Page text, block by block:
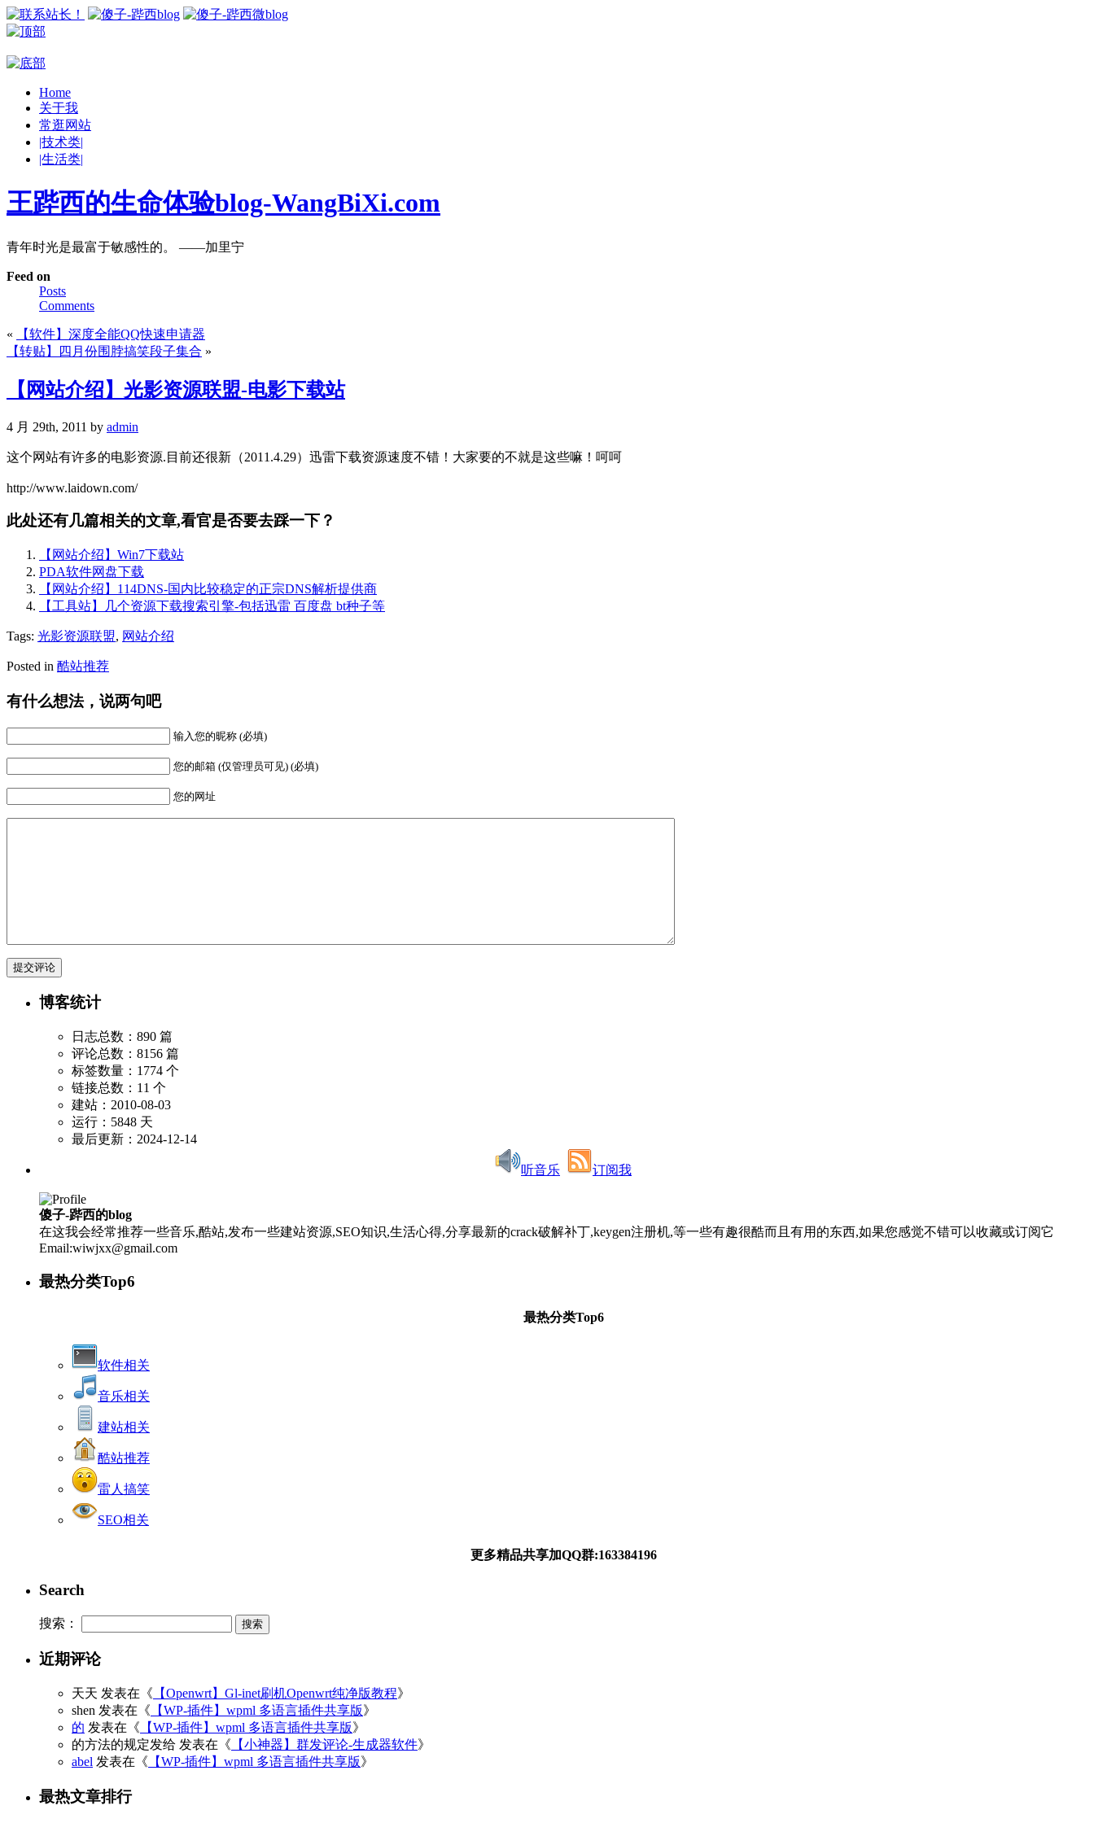
Home
关于我
常逛网站
|技术类|
|生活类|
王跸西的生命体验blog-WangBiXi.com
青年时光是最富于敏感性的。 ——加里宁
Feed on
Posts
Comments
«
【软件】深度全能QQ快速申请器
【转贴】四月份围脖搞笑段子集合 »
【网站介绍】光影资源联盟-电影下载站
4 月 29th, 2011 by admin
这个网站有许多的电影资源.目前还很新（2011.4.29）迅雷下载资源速度不错！大家要的不就是这些嘛！呵呵
http://www.laidown.com/
此处还有几篇相关的文章,看官是否要去踩一下？
【网站介绍】Win7下载站
PDA软件网盘下载
【网站介绍】114DNS-国内比较稳定的正宗DNS解析提供商
【工具站】几个资源下载搜索引擎-包括迅雷 百度盘 bt种子等
Tags: 光影资源联盟, 网站介绍
Posted in 酷站推荐
有什么想法，说两句吧
输入您的昵称 (必填)
您的邮箱 (仅管理员可见) (必填)
您的网址
博客统计
日志总数：890 篇
评论总数：8156 篇
标签数量：1774 个
链接总数：11 个
建站：2010-08-03
运行：5848 天
最后更新：2024-12-14
听音乐 订阅我
傻子-跸西的blog
在这我会经常推荐一些音乐,酷站,发布一些建站资源,SEO知识,生活心得,分享最新的crack破解补丁,keygen注册机,等一些有趣很酷而且有用的东西,如果您感觉不错可以收藏或订阅它
Email:wiwjxx@gmail.com
最热分类Top6
最热分类Top6
软件相关
音乐相关
建站相关
酷站推荐
雷人搞笑
SEO相关
更多精品共享加QQ群:163384196
Search
搜索：
近期评论
天天 发表在《 【Openwrt】Gl-inet刷机Openwrt纯净版教程》
shen 发表在《 【WP-插件】wpml 多语言插件共享版》
的 发表在《 【WP-插件】wpml 多语言插件共享版》
的方法的规定发给 发表在《 【小神器】群发评论-生成器软件》
abel 发表在《 【WP-插件】wpml 多语言插件共享版》
最热文章排行